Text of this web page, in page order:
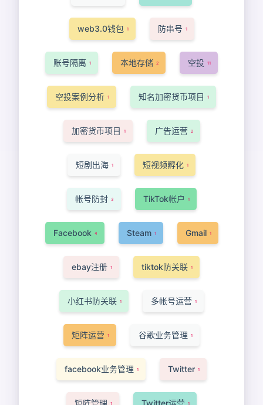
web3.0钱包 1 防串号 1
账号隔离 1 本地存储 2 空投 11
空投案例分析 1 知名加密货币项目 1
加密货币项目 1 广告运营 2
短剧出海 1 短视频孵化 1
帐号防封 3 TikTok帐户 1
Facebook 4 Steam 1 Gmail 1
ebay注册 1 tiktok防关联 1
小红书防关联 1 多帐号运营 1
矩阵运营 1 谷歌业务管理 1
facebook业务管理 1 Twitter 1
矩阵管理 1 Twitter运营 1